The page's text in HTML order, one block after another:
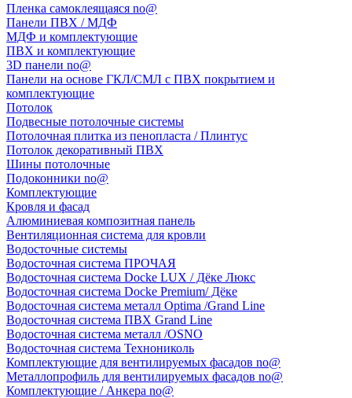
Пленка самоклеящаяся no@
Панели ПВХ / МДФ
МДФ и комплектующие
ПВХ и комплектующие
3D панели no@
Панели на основе ГКЛ/СМЛ с ПВХ покрытием и
комплектующие
Потолок
Подвесные потолочные системы
Потолочная плитка из пенопласта / Плинтус
Потолок декоративный ПВХ
Шины потолочные
Подоконники no@
Комплектующие
Кровля и фасад
Алюминиевая композитная панель
Вентиляционная система для кровли
Водосточные системы
Водосточная система ПРОЧАЯ
Водосточная система Docke LUX / Дёке Люкс
Водосточная система Docke Premium/ Дёке
Водосточная система металл Optima /Grand Line
Водосточная система ПВХ Grand Line
Водосточная система металл /OSNO
Водосточная система Технониколь
Комплектующие для вентилируемых фасадов no@
Металлопрофиль для вентилируемых фасадов no@
Комплектующие / Анкера no@